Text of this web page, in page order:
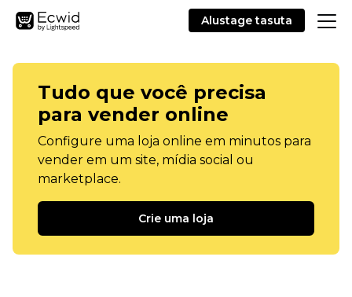
Alustage tasuta
Tudo que você precisa
para vender online
Configure uma loja online em minutos para
vender em um site, mídia social ou
marketplace.
Crie uma loja